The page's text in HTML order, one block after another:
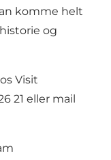
komme helt
og
Visit
21 eller mail